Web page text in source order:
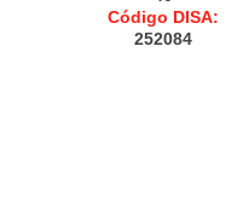
Código DISA:
252084